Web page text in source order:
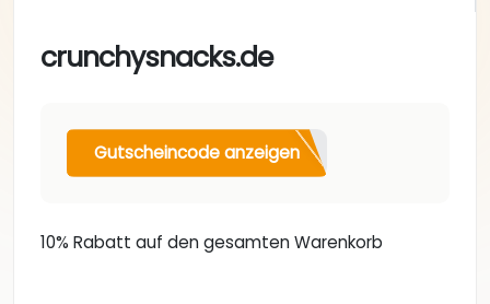
crunchysnacks.de
Gutscheincode anzeigen
10% Rabatt auf den gesamten Warenkorb